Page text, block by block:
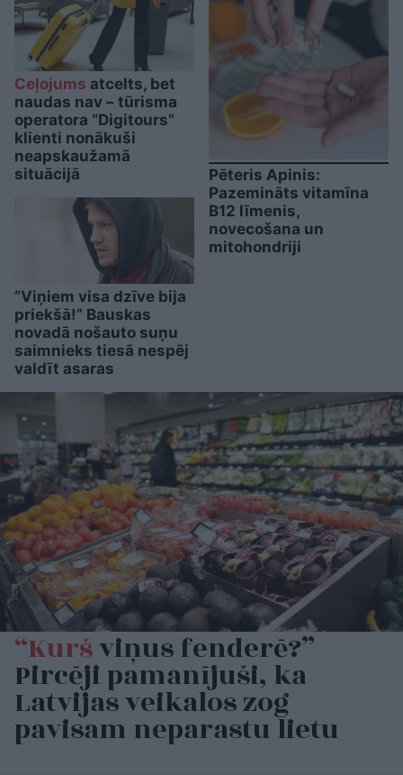
Ceļojums atcelts, bet
naudas nav – tūrisma
operatora “Digitours”
klienti nonākuši
neapskaužamā
situācijā
“Viņiem visa dzīve bija
priekšā!” Bauskas
novadā nošauto suņu
saimnieks tiesā nespēj
valdīt asaras
Pēteris Apinis:
Pazemināts vitamīna
B12 līmenis,
novecošana un
mitohondriji
“Kuršviņus fenderē?”
Pircēji pamanījuši, ka
Latvijas veikalos zog
pavisam neparastu lietu